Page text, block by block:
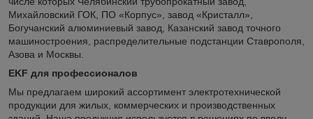
Михайловский ГОК, ПО «Корпус», завод «Кристалл»,
Богучанский алюминиевый завод, Казанский завод точного
машиностроения, распределительные подстанции Ставрополя,
Азова и Москвы.
EKF для профессионалов
Мы предлагаем широкий ассортимент электротехнической
продукции для жилых, коммерческих и производственных